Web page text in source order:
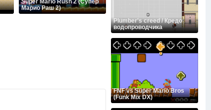
Марио Раш 2)
Plumber's creed / Кредо
водопроводчика
FNF vs Super Mario Bros
(Funk Mix DX)